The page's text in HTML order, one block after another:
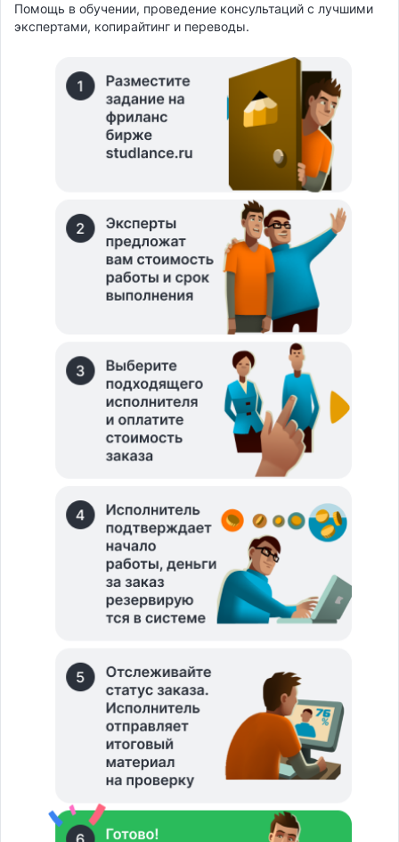
Помощь в обучении, проведение консультаций с лучшими
экспертами, копирайтинг и переводы.